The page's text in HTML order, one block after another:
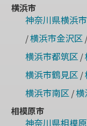
横浜市
神奈川県横浜市
/横浜市金沢区 /
横浜市都筑区 /
横浜市鶴見区 /
横浜市南区 /横
相模原市
神奈川県相模